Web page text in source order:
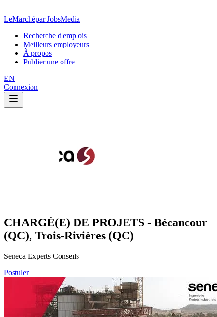
LeMarchépar JobsMedia
Recherche d'emplois
Meilleurs employeurs
À propos
Publier une offre
EN
Connexion
CHARGÉ(E) DE PROJETS - Bécancour
(QC), Trois-Rivières (QC)
Seneca Experts Conseils
Postuler